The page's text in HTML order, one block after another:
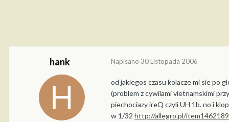
hank Napisano 30 Listopada 2006
od jakiegos czasu kolacze mi sie po
(problem z cywilami vietnamskimi
piechociazy ireQ czyli UH 1b. no i
w 1/32 http://allegro.pl/